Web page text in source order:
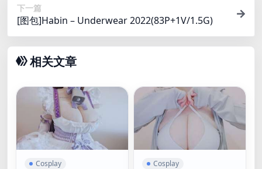
下一篇
[图包]Habin – Underwear 2022(83P+1V/1.5G)
相关文章
Cosplay Cosplay